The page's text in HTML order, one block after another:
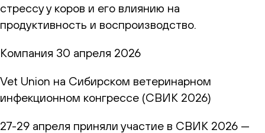
стрессу у коров и его влиянию на
продуктивность и воспроизводство.
Компания 30 апреля 2026
Vet Union на Сибирском ветеринарном
инфекционном конгрессе (СВИК 2026)
27-29 апреля приняли участие в СВИК 2026 —